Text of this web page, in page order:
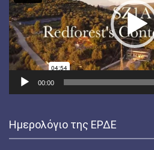
00:00
Ημερολόγιο της ΕΡΔΕ